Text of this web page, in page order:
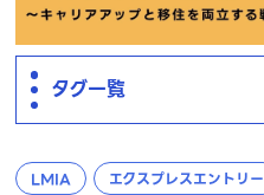
タグ一覧
LMIA エクスプレスエントリー